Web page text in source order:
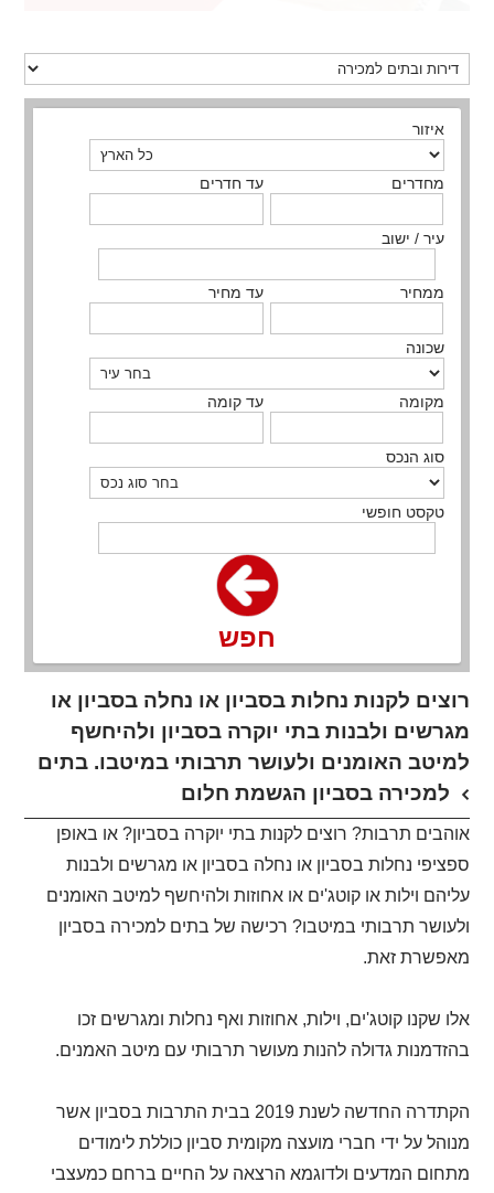
איזור
מחדרים עד חדרים
עיר / ישוב
ממחיר עד מחיר
שכונה
מקומה עד קומה
סוג הנכס
טקסט חופשי
חפש
רוצים לקנות נחלות בסביון או נחלה בסביון או
מגרשים ולבנות בתי יוקרה בסביון ולהיחשף
למיטב האומנים ולעושר תרבותי במיטבו. בתים
למכירה בסביון הגשמת חלום
אוהבים תרבות? רוצים לקנות בתי יוקרה בסביון? או באופן
ספציפי נחלות בסביון או נחלה בסביון או מגרשים ולבנות
עליהם וילות או קוטג'ים או אחוזות ולהיחשף למיטב האומנים
ולעושר תרבותי במיטבו? רכישה של בתים למכירה בסביון
מאפשרת זאת.
אלו שקנו קוטג'ים, וילות, אחוזות ואף נחלות ומגרשים זכו
בהזדמנות גדולה להנות מעושר תרבותי עם מיטב האמנים.
הקתדרה החדשה לשנת 2019 בבית התרבות בסביון אשר
מנוהל על ידי חברי מועצה מקומית סביון כוללת לימודים
מתחום המדעים ולדוגמא הרצאה על החיים ברחם כמעצבי